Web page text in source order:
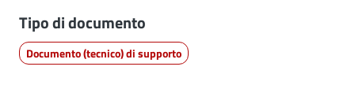
Tipo di documento
Documento (tecnico) di supporto